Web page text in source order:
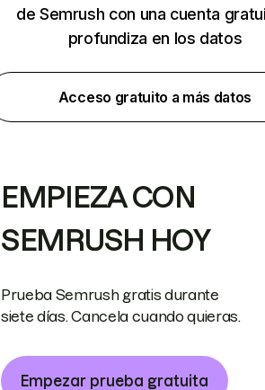
de Semrush con una cuenta
profundiza en los datos
Acceso gratuito a más datos
EMPIEZA CON
SEMRUSH HOY
Prueba Semrush gratis durante
siete días. Cancela cuando quieras.
Empezar prueba gratuita